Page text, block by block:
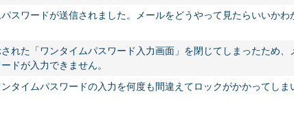
スワードが送信されました。メールをどうやって見たらいいかわ
れた「ワンタイムパスワード入力画面」を閉じてしまったため、
ドが入力できません。
タイムパスワードの入力を何度も間違えてロックがかかってしま